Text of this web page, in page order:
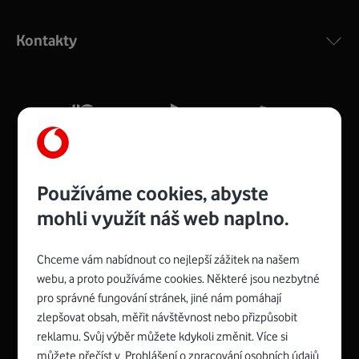
silný signál pro celou domácnost. Kompaktní rozměry 21
Více o COMPAL CH7465VF
Zyxel VMG8623-T50B:
Rozměry modemu jsou 16 x 22 x 7,5 cm (včetně stojánku)
a nabízí 4 gigabitové LAN porty a bezdrátové připojení Wi-
Spojte se s Vodafonem
Kontakty
Používáme cookies, abyste
mohli využít náš web naplno.
Chceme vám nabídnout co nejlepší zážitek na našem
webu, a proto používáme cookies. Některé jsou nezbytné
pro správné fungování stránek, jiné nám pomáhají
zlepšovat obsah, měřit návštěvnost nebo přizpůsobit
reklamu. Svůj výběr můžete kdykoli změnit. Více si
můžete přečíst v Prohlášení o zpracování osobních údajů